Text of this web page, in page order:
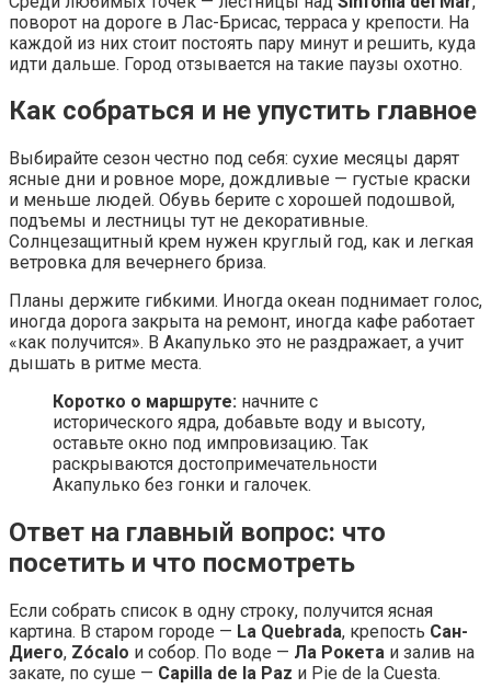
поворот на дороге в Лас-Брисас, терраса у крепости. На
каждой из них стоит постоять пару минут и решить, куда
идти дальше. Город отзывается на такие паузы охотно.
Как собраться и не упустить главное
Выбирайте сезон честно под себя: сухие месяцы дарят
ясные дни и ровное море, дождливые — густые краски
и меньше людей. Обувь берите с хорошей подошвой,
подъемы и лестницы тут не декоративные.
Солнцезащитный крем нужен круглый год, как и легкая
ветровка для вечернего бриза.
Планы держите гибкими. Иногда океан поднимает голос,
иногда дорога закрыта на ремонт, иногда кафе работает
«как получится». В Акапулько это не раздражает, а учит
дышать в ритме места.
Коротко о маршруте: начните с
исторического ядра, добавьте воду и высоту,
оставьте окно под импровизацию. Так
раскрываются достопримечательности
Акапулько без гонки и галочек.
Ответ на главный вопрос: что
посетить и что посмотреть
Если собрать список в одну строку, получится ясная
картина. В старом городе — La Quebrada, крепость Сан-
Диего, Zócalo и собор. По воде — Ла Рокета и залив на
закате, по суше — Capilla de la Paz и Pie de la Cuesta.